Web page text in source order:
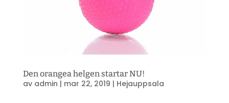
Den orangea helgen startar NU!
av admin | mar 22, 2019 | Hejauppsala